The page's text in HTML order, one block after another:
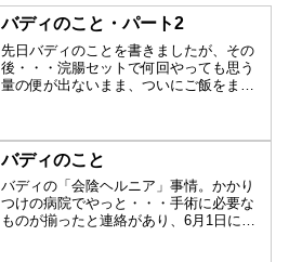
バディのこと・パート2
先日バディのことを書きましたが、その
後・・・浣腸セットで何回やっても思う
量の便が出ないまま、ついにご飯をまる
じて野菜スープ少々とマヌカハニーを二
舐め。「固形物はいりませ...
バディのこと
バディの「会陰ヘルニア」事情。かかり
つけの病院でやっと・・・手術に必要な
ものが揃ったと連絡があり、6月1日に手